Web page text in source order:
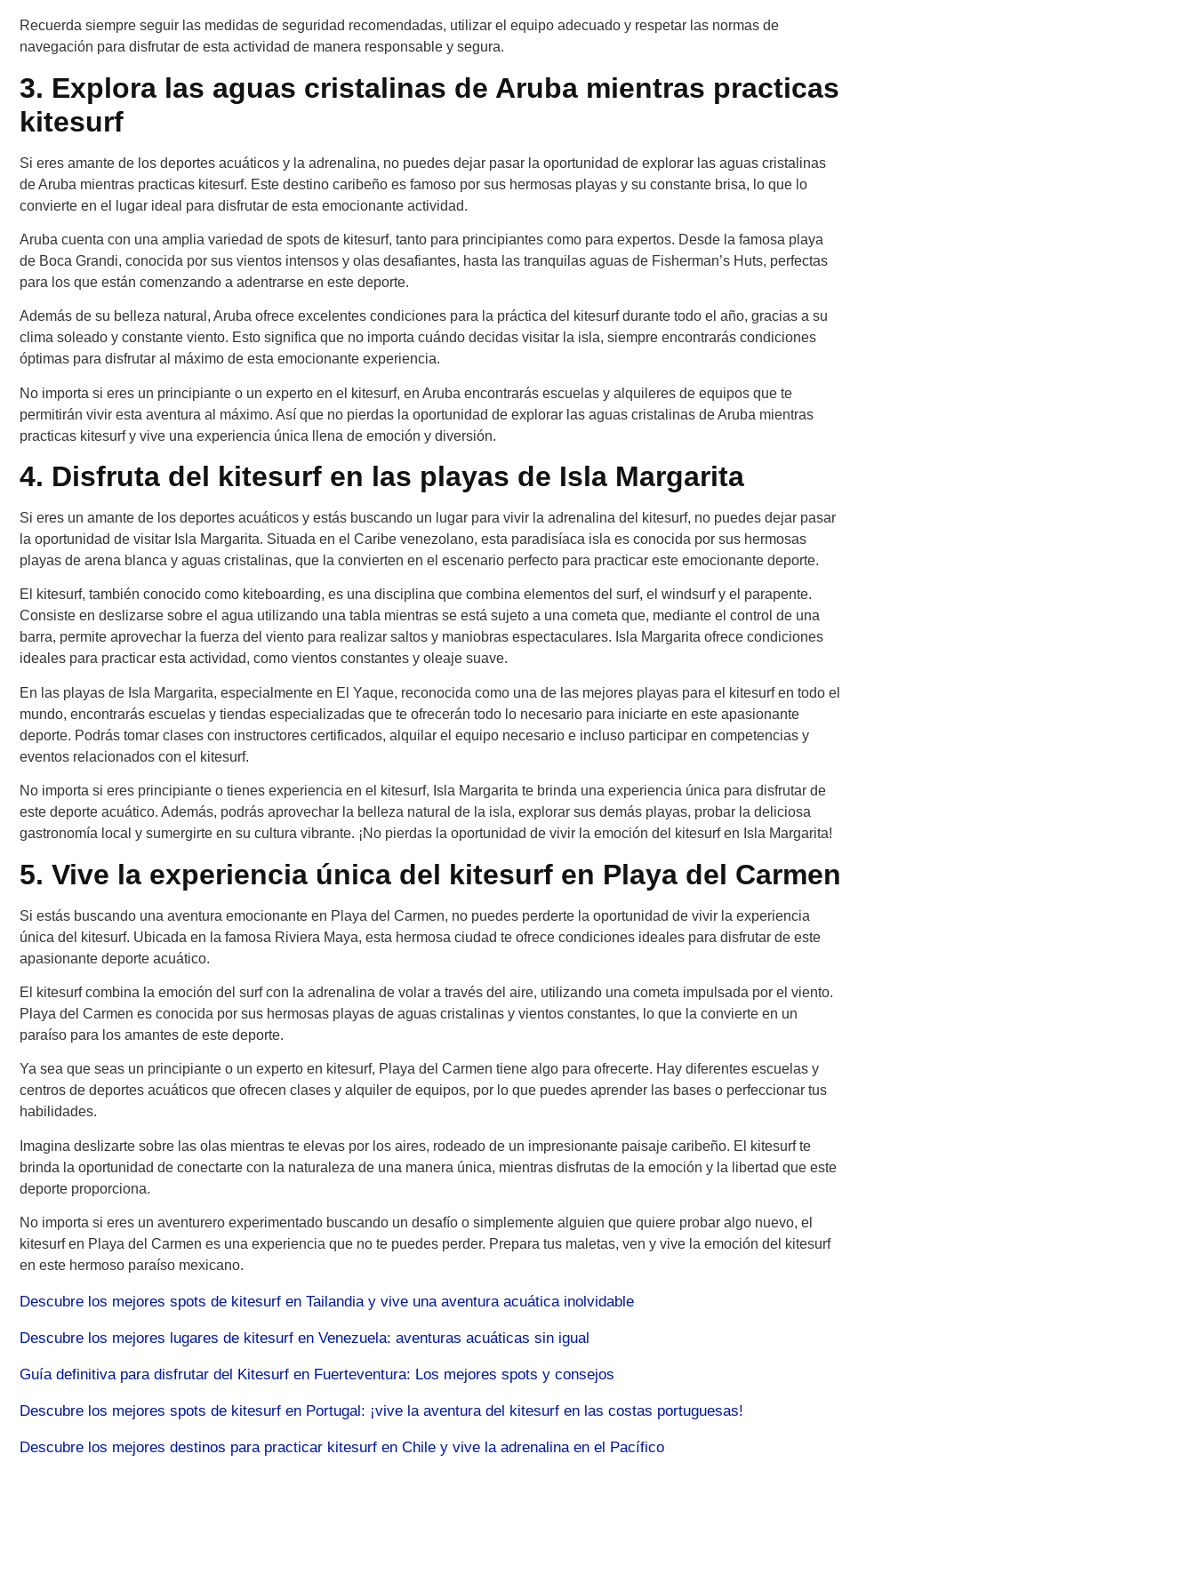
Recuerda siempre seguir las medidas de seguridad recomendadas, utilizar el equipo adecuado y respetar las normas de
navegación para disfrutar de esta actividad de manera responsable y segura.
3. Explora las aguas cristalinas de Aruba mientras practicas
kitesurf
Si eres amante de los deportes acuáticos y la adrenalina, no puedes dejar pasar la oportunidad de explorar las aguas cristalinas
de Aruba mientras practicas kitesurf. Este destino caribeño es famoso por sus hermosas playas y su constante brisa, lo que lo
convierte en el lugar ideal para disfrutar de esta emocionante actividad.
Aruba cuenta con una amplia variedad de spots de kitesurf, tanto para principiantes como para expertos. Desde la famosa playa
de Boca Grandi, conocida por sus vientos intensos y olas desafiantes, hasta las tranquilas aguas de Fisherman’s Huts, perfectas
para los que están comenzando a adentrarse en este deporte.
Además de su belleza natural, Aruba ofrece excelentes condiciones para la práctica del kitesurf durante todo el año, gracias a su
clima soleado y constante viento. Esto significa que no importa cuándo decidas visitar la isla, siempre encontrarás condiciones
óptimas para disfrutar al máximo de esta emocionante experiencia.
No importa si eres un principiante o un experto en el kitesurf, en Aruba encontrarás escuelas y alquileres de equipos que te
permitirán vivir esta aventura al máximo. Así que no pierdas la oportunidad de explorar las aguas cristalinas de Aruba mientras
practicas kitesurf y vive una experiencia única llena de emoción y diversión.
4. Disfruta del kitesurf en las playas de Isla Margarita
Si eres un amante de los deportes acuáticos y estás buscando un lugar para vivir la adrenalina del kitesurf, no puedes dejar pasar
la oportunidad de visitar Isla Margarita. Situada en el Caribe venezolano, esta paradisíaca isla es conocida por sus hermosas
playas de arena blanca y aguas cristalinas, que la convierten en el escenario perfecto para practicar este emocionante deporte.
El kitesurf, también conocido como kiteboarding, es una disciplina que combina elementos del surf, el windsurf y el parapente.
Consiste en deslizarse sobre el agua utilizando una tabla mientras se está sujeto a una cometa que, mediante el control de una
barra, permite aprovechar la fuerza del viento para realizar saltos y maniobras espectaculares. Isla Margarita ofrece condiciones
ideales para practicar esta actividad, como vientos constantes y oleaje suave.
En las playas de Isla Margarita, especialmente en El Yaque, reconocida como una de las mejores playas para el kitesurf en todo el
mundo, encontrarás escuelas y tiendas especializadas que te ofrecerán todo lo necesario para iniciarte en este apasionante
deporte. Podrás tomar clases con instructores certificados, alquilar el equipo necesario e incluso participar en competencias y
eventos relacionados con el kitesurf.
No importa si eres principiante o tienes experiencia en el kitesurf, Isla Margarita te brinda una experiencia única para disfrutar de
este deporte acuático. Además, podrás aprovechar la belleza natural de la isla, explorar sus demás playas, probar la deliciosa
gastronomía local y sumergirte en su cultura vibrante. ¡No pierdas la oportunidad de vivir la emoción del kitesurf en Isla Margarita!
5. Vive la experiencia única del kitesurf en Playa del Carmen
Si estás buscando una aventura emocionante en Playa del Carmen, no puedes perderte la oportunidad de vivir la experiencia
única del kitesurf. Ubicada en la famosa Riviera Maya, esta hermosa ciudad te ofrece condiciones ideales para disfrutar de este
apasionante deporte acuático.
El kitesurf combina la emoción del surf con la adrenalina de volar a través del aire, utilizando una cometa impulsada por el viento.
Playa del Carmen es conocida por sus hermosas playas de aguas cristalinas y vientos constantes, lo que la convierte en un
paraíso para los amantes de este deporte.
Ya sea que seas un principiante o un experto en kitesurf, Playa del Carmen tiene algo para ofrecerte. Hay diferentes escuelas y
centros de deportes acuáticos que ofrecen clases y alquiler de equipos, por lo que puedes aprender las bases o perfeccionar tus
habilidades.
Imagina deslizarte sobre las olas mientras te elevas por los aires, rodeado de un impresionante paisaje caribeño. El kitesurf te
brinda la oportunidad de conectarte con la naturaleza de una manera única, mientras disfrutas de la emoción y la libertad que este
deporte proporciona.
No importa si eres un aventurero experimentado buscando un desafío o simplemente alguien que quiere probar algo nuevo, el
kitesurf en Playa del Carmen es una experiencia que no te puedes perder. Prepara tus maletas, ven y vive la emoción del kitesurf
en este hermoso paraíso mexicano.
Descubre los mejores spots de kitesurf en Tailandia y vive una aventura acuática inolvidable
Descubre los mejores lugares de kitesurf en Venezuela: aventuras acuáticas sin igual
Guía definitiva para disfrutar del Kitesurf en Fuerteventura: Los mejores spots y consejos
Descubre los mejores spots de kitesurf en Portugal: ¡vive la aventura del kitesurf en las costas portuguesas!
Descubre los mejores destinos para practicar kitesurf en Chile y vive la adrenalina en el Pacífico